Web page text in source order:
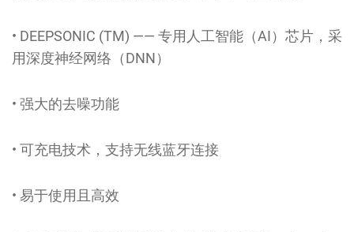
• DEEPSONIC (TM) —— 专用人工智能（AI）芯片，采
用深度神经网络（DNN）
• 强大的去噪功能
• 可充电技术，支持无线蓝牙连接
• 易于使用且高效